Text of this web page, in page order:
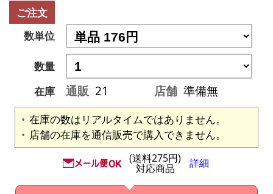
ご注文
数単位
数量
在庫
通販 21 店舗 準備無
在庫の数はリアルタイムではありません。
店舗の在庫を通信販売で購入できません。
(送料275円)
対応商品 詳細